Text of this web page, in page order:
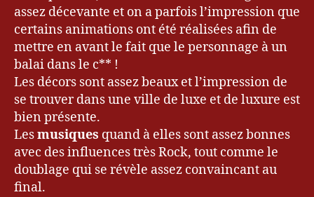
assez décevante et on a parfois l’impression que
certains animations ont été réalisées afin de
mettre en avant le fait que le personnage à un
balai dans le c** !
Les décors sont assez beaux et l’impression de
se trouver dans une ville de luxe et de luxure est
bien présente.
Lesmusiques quand à elles sont assez bonnes
avec des influences très Rock, tout comme le
doublage qui se révèle assez convaincant au
final.